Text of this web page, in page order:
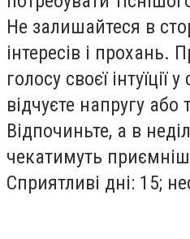
Не залишайтеся в
iнтересiв i прохань.
голосу своєї iнтуїцiї
вiдчуєте напругу або
Вiдпочиньте, а в
чекатимуть
Сприятливi днi: 15;